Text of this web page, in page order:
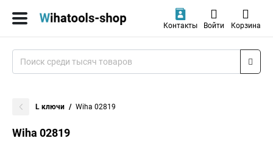
Контакты Войти Корзина
L ключи Wiha 02819
Wiha 02819